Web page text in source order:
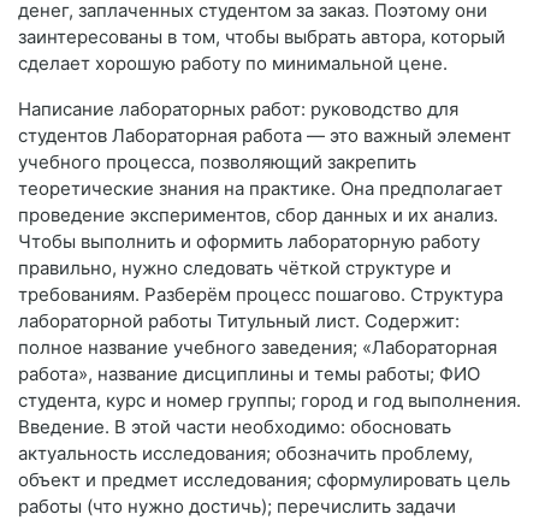
денег, заплаченных студентом за заказ. Поэтому они
заинтересованы в том, чтобы выбрать автора, который
сделает хорошую работу по минимальной цене.
Написание лабораторных работ: руководство для
студентов Лабораторная работа — это важный элемент
учебного процесса, позволяющий закрепить
теоретические знания на практике. Она предполагает
проведение экспериментов, сбор данных и их анализ.
Чтобы выполнить и оформить лабораторную работу
правильно, нужно следовать чёткой структуре и
требованиям. Разберём процесс пошагово. Структура
лабораторной работы Титульный лист. Содержит:
полное название учебного заведения; «Лабораторная
работа», название дисциплины и темы работы; ФИО
студента, курс и номер группы; город и год выполнения.
Введение. В этой части необходимо: обосновать
актуальность исследования; обозначить проблему,
объект и предмет исследования; сформулировать цель
работы (что нужно достичь); перечислить задачи